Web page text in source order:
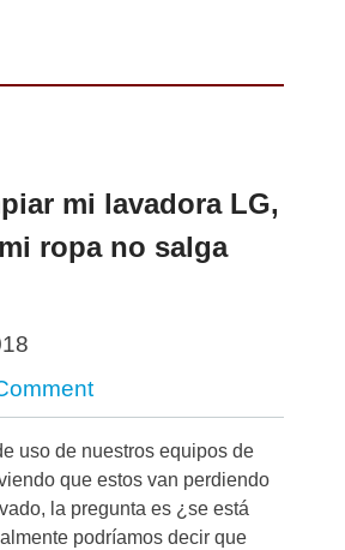
mi lavadora LG,
ropa no salga
uso de nuestros equipos de
que estos van perdiendo
la pregunta es ¿se está
podríamos decir que